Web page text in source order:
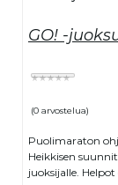
GO! -
(0 arvostelua)
Puolimaraton
Heikkisen
juoksijalle.